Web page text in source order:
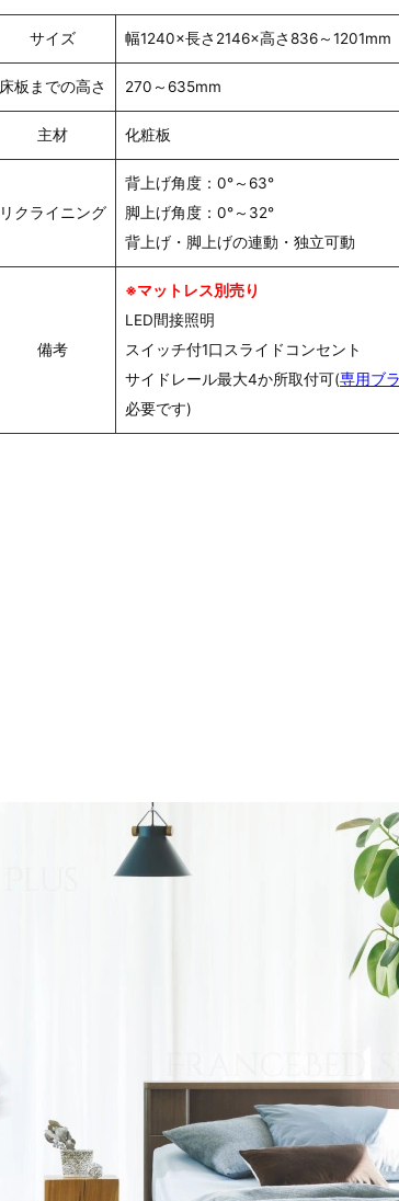
サイズ 幅1240×長さ2146×高さ836～1201mm
床板までの高さ 270～635mm
主材 化粧板
リクライニング
背上げ角度：0°～63°
脚上げ角度：0°～32°
背上げ・脚上げの連動・独立可動
備考
※マットレス別売り
LED間接照明
スイッチ付1口スライドコンセント
サイドレール最大4か所取付可(専用ブ
必要です)